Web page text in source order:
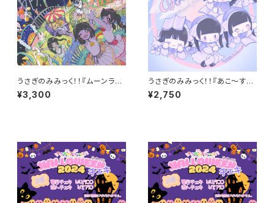
うさぎのみみっく！！『ムーンライ
トストリート』（1stAlbum）
¥3,300
うさぎのみみっく！！『あこ～すて
ぃっく！！』(MiniAlbum)
¥2,750